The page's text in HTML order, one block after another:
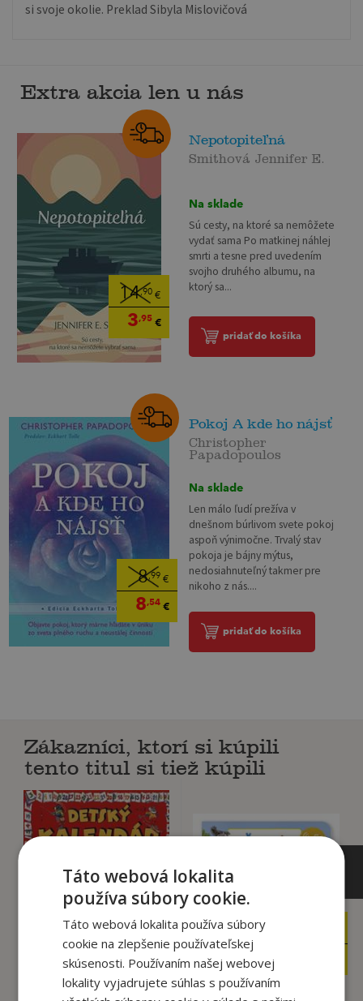
si svoje okolie. Preklad Sibyla Mislovičová
Extra akcia len u nás
14,90€
3,95€
Nepotopiteľná
Smithová Jennifer E.
Na sklade
Sú cesty, na ktoré sa nemôžete
vydať sama Po matkinej náhlej
smrti a tesne pred uvedením
svojho druhého albumu, na
ktorý sa...
pridať do košíka
8,99 €
8,54€
Pokoj A kde ho nájsť
Christopher
Papadopoulos
Na sklade
Len málo ľudí prežíva v
dnešnom búrlivom svete pokoj
aspoň výnimočne. Trvalý stav
pokoja je bájny mýtus,
nedosiahnuteľný takmer pre
nikoho z nás....
pridať do košíka
Zákazníci, ktorí si kúpili
tento titul si tiež kúpili
15,97€
9 €
Táto webová lokalita
používa súbory cookie.
Táto webová lokalita používa súbory
cookie na zlepšenie používateľskej
skúsenosti. Používaním našej webovej
lokality vyjadrujete súhlas s používaním